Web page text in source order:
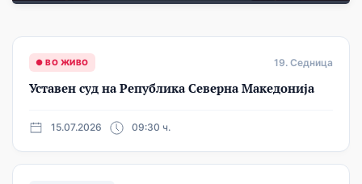
● ВО ЖИВО 19. Седница
Уставен суд на Република Северна Македонија
15.07.2026 09:30 ч.